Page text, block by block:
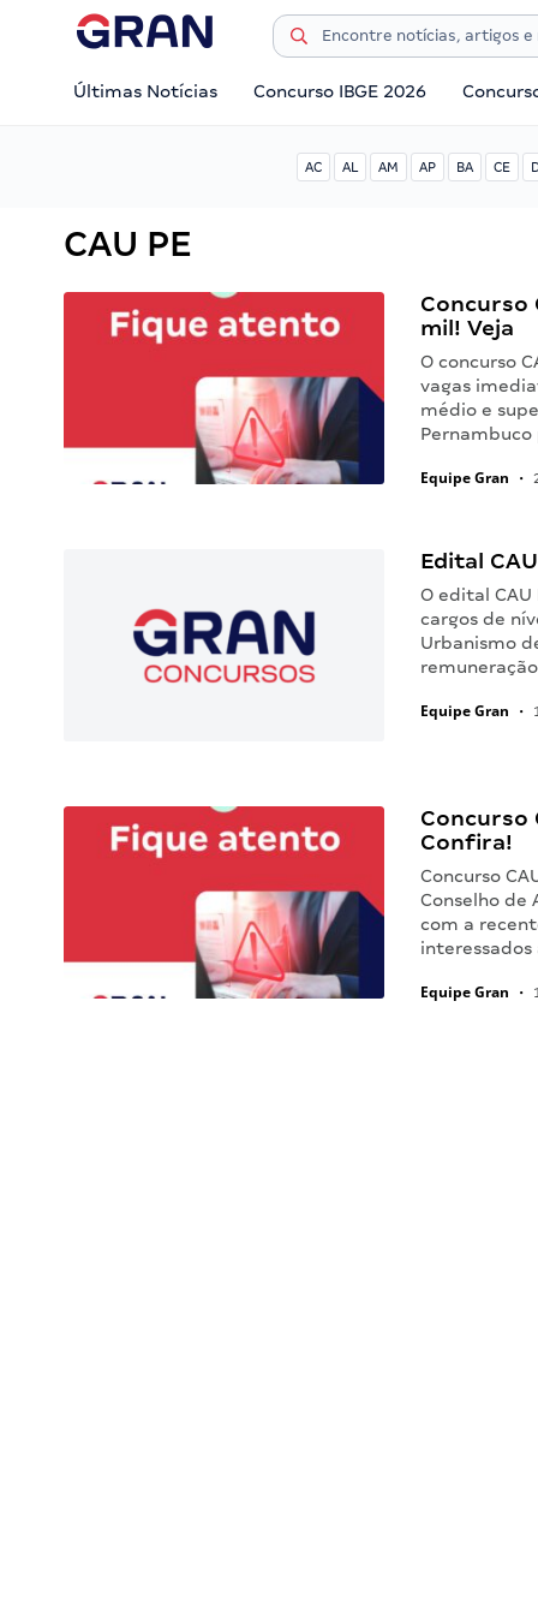
Últimas Notícias Concurso IBGE 2026
AC AL AM AP BA CE
CAU PE
Concurso
mil! Veja
O concurso
vagas
médio e
Equipe Gran •
Edital
O edital
cargos de
Urbanismo
Equipe Gran •
Concurso
Confira!
Concurso
Conselho de
com a
Equipe Gran •